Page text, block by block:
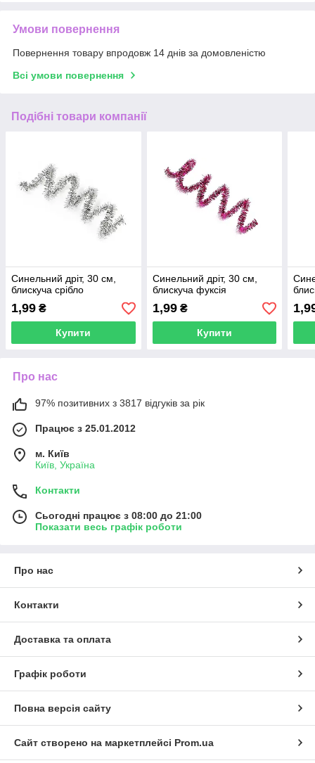
Умови повернення
Повернення товару впродовж 14 днів за домовленістю
Всі умови повернення
Подібні товари компанії
Синельний дріт, 30 см,
блискуча срібло
1,99 ₴
Купити
Синельний дріт, 30 см,
блискуча фуксія
1,99₴
Купити
Про нас
97% позитивних з 3817 відгуків за рік
Працює з 25.01.2012
м. Київ
Київ, Україна
Контакти
Сьогодні працює з 08:00 до 21:00
Показати весь графік роботи
Про нас
Контакти
Доставка та оплата
Графік роботи
Повна версія сайту
Сайт створено на маркетплейсі Prom.ua